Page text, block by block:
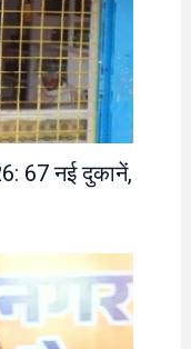
67 नई दुकानें,